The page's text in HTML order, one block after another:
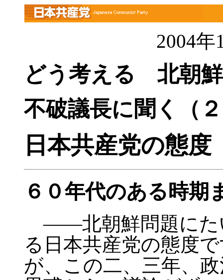
2004
どう考える 北朝
不破議長に聞く（
日本共産党の態度
６０年代のある時
――北朝鮮問題にた
る日本共産党の態度
が、この二、三年、